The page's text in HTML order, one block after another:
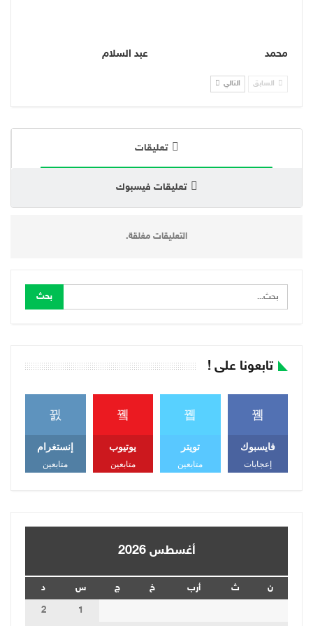
محمد عبد السلام
السابق التالي
تعليقات
تعليقات فيسبوك
التعليقات مغلقة.
تابعونا على !
فايسبوك
إعجابات
تويتر
متابعين
يوتيوب
متابعين
إنستغرام
متابعين
أغسطس 2026
ن ث أرب خ ج س
د
1
2